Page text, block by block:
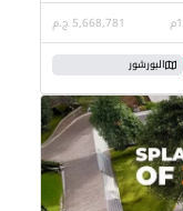
5,668,781 ج.م
البورشور